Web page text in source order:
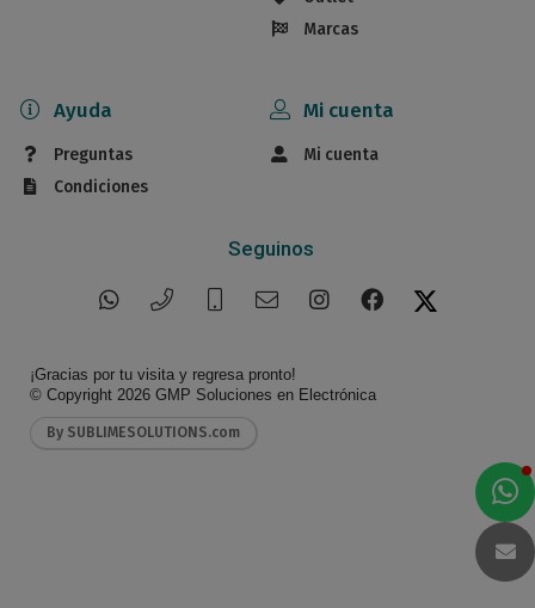
Marcas
Ayuda
Preguntas
Condiciones
Mi cuenta
Mi cuenta
Seguinos
¡Gracias por tu visita y regresa pronto!
© Copyright 2026 GMP Soluciones en Electrónica
By SUBLIMESOLUTIONS.com